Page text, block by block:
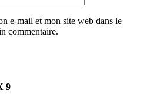
e-mail et mon site web dans le
commentaire.
9